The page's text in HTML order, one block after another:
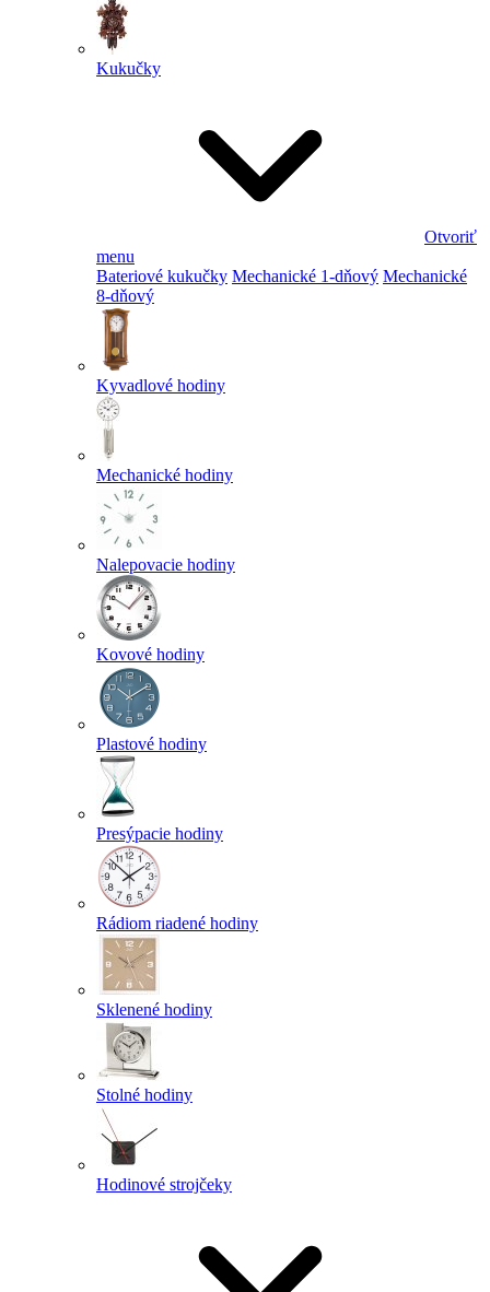
Kukučky
Otvoriť
menu
Bateriové kukučky Mechanické 1-dňový Mechanické
8-dňový
Kyvadlové hodiny
Mechanické hodiny
Nalepovacie hodiny
Kovové hodiny
Plastové hodiny
Presýpacie hodiny
Rádiom riadené hodiny
Sklenené hodiny
Stolné hodiny
Hodinové strojčeky